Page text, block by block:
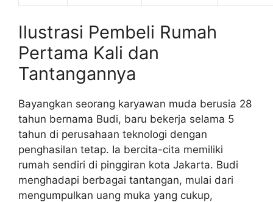
Ilustrasi Pembeli Rumah
Pertama Kali dan
Tantangannya
Bayangkan seorang karyawan muda berusia 28
tahun bernama Budi, baru bekerja selama 5
tahun di perusahaan teknologi dengan
penghasilan tetap. Ia bercita-cita memiliki
rumah sendiri di pinggiran kota Jakarta. Budi
menghadapi berbagai tantangan, mulai dari
mengumpulkan uang muka yang cukup,